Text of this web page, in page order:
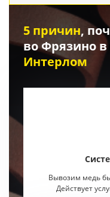
5 причин,
во Фрязино
Интерлом
Вывозим медь
Действует